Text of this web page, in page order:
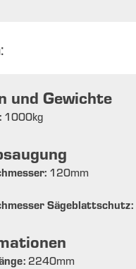
und Gewichte
1000kg
120mm
Sägeblattschutz:
2240mm